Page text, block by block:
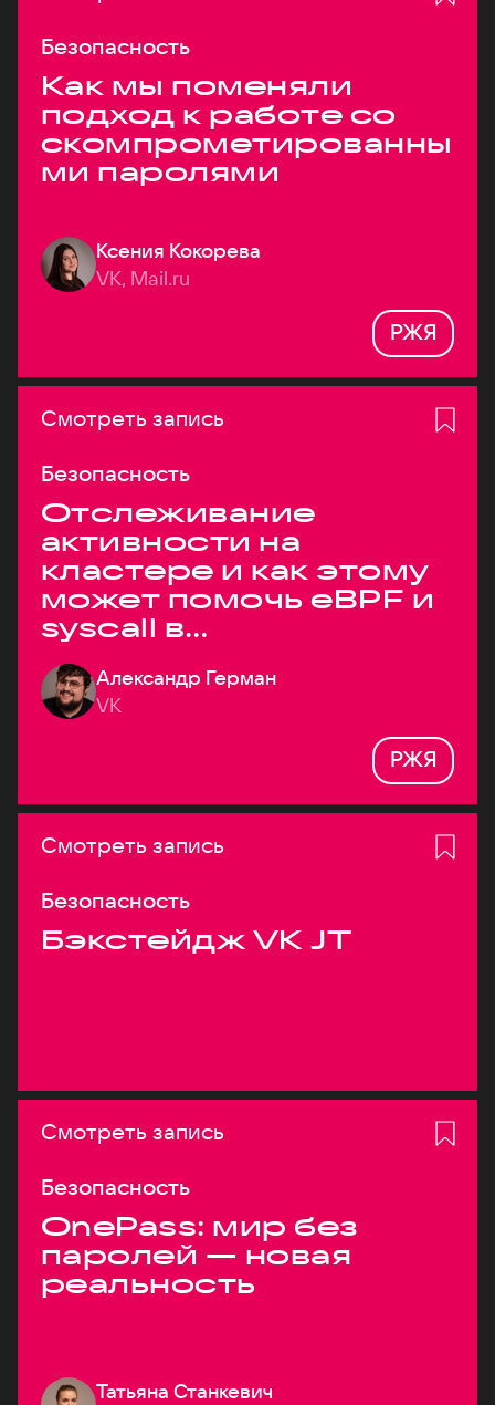
Безопасность
Как мы поменяли
подход к работе со
скомпрометированны
ми паролями
Ксения Кокорева
VK, Mail.ru
РЖЯ
Смотреть запись
Безопасность
Отслеживание
активности на
кластере и как этому
может помочь eBPF и
syscall в
высоконагруженных
системах
Александр Герман
VK
РЖЯ
Смотреть запись
Безопасность
Бэкстейдж VK JT
Смотреть запись
Безопасность
OnePass: мир без
паролей — новая
реальность
Татьяна Станкевич